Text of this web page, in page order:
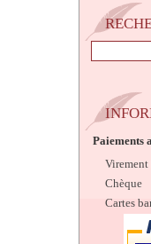
Paiements
Virement
Chèque
Cartes